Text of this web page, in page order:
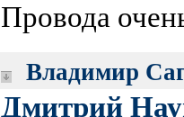
Провода
Владимир
Дмитрий